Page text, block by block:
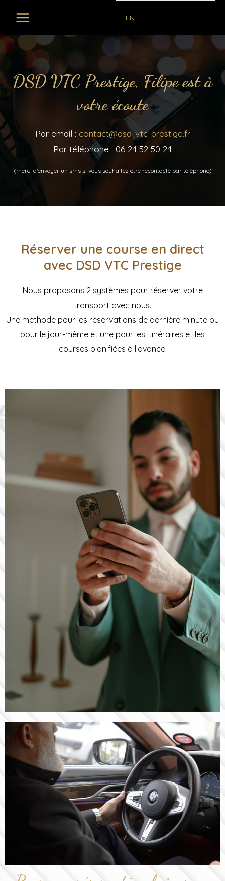
EN
DSD VTC Prestige, Filipe est à
votre écoute
Par email : contact@dsd-vtc-prestige.fr
Par téléphone : 06 24 52 50 24
(merci d’envoyer un sms si vous souhaitez être recontacté par téléphone)
Réserver une course en direct
avec DSD VTC Prestige
Nous proposons 2 systèmes pour réserver votre
transport avec nous.
Une méthode pour les réservations de dernière minute ou
pour le jour-même et une pour les itinéraires et les
courses planifiées à l’avance.